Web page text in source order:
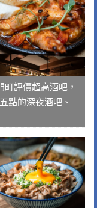
評價超高酒吧，
點的深夜酒吧、